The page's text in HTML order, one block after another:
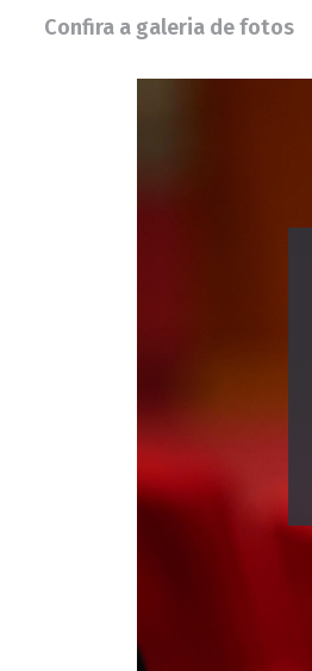
Confira a galeria de fotos